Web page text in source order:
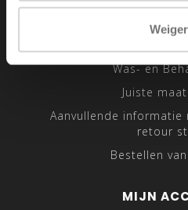
Was- en
Juiste
Aanvullende informatie
retour
Bestellen
MIJN